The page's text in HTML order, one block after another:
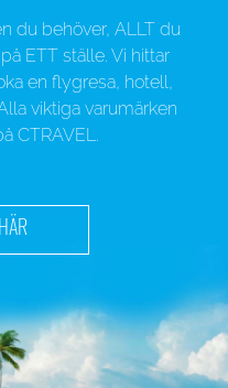
du behöver, ALLT du
ETT ställe. Vi hittar
en flygresa, hotell,
viktiga varumärken
CTRAVEL.